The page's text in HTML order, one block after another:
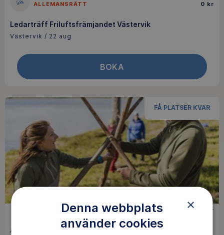
ALLEMANSRÄTT 0 kr
Ledarträff Friluftsfrämjandet Västervik
Västervik / 22 aug
BOKA
FÅ PLATSER KVAR
ALLEMANSRÄTT 250 kr
Äventyrliga Vuxna Inriktning Friluftsteknik
×
Denna webbplats
använder cookies